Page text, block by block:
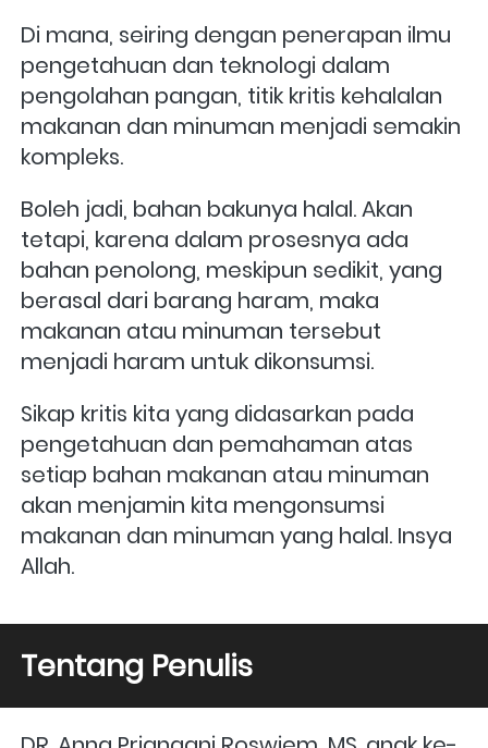
Di mana, seiring dengan penerapan ilmu
pengetahuan dan teknologi dalam
pengolahan pangan, titik kritis kehalalan
makanan dan minuman menjadi semakin
kompleks.
Boleh jadi, bahan bakunya halal. Akan
tetapi, karena dalam prosesnya ada
bahan penolong, meskipun sedikit, yang
berasal dari barang haram, maka
makanan atau minuman tersebut
menjadi haram untuk dikonsumsi.
Sikap kritis kita yang didasarkan pada
pengetahuan dan pemahaman atas
setiap bahan makanan atau minuman
akan menjamin kita mengonsumsi
makanan dan minuman yang halal. Insya
Allah.
Tentang Penulis